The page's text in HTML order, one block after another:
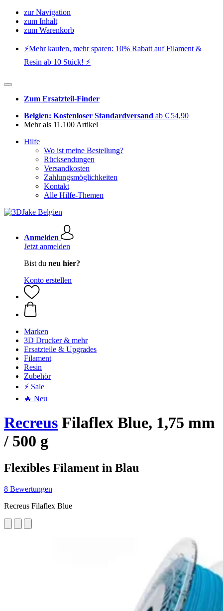
zur Navigation
zum Inhalt
zum Warenkorb
⚡️Mehr kaufen, mehr sparen: 10% Rabatt auf Filament &
Resin ab 10 Stück! ⚡️
Zum Ersatzteil-Finder
Belgien: Kostenloser Standardversand ab € 54,90
Mehr als 11.100 Artikel
Hilfe
Wo ist meine Bestellung?
Rücksendungen
Versandkosten
Zahlungsmöglichkeiten
Kontakt
Alle Hilfe-Themen
Anmelden
Jetzt anmelden
Bist du neu hier?
Konto erstellen
Marken
3D Drucker & mehr
Ersatzteile & Upgrades
Filament
Resin
Zubehör
⚡ Sale
🔥 Neu
Recreus Filaflex Blue, 1,75 mm
/ 500 g
Flexibles Filament in Blau
8 Bewertungen
Recreus Filaflex Blue